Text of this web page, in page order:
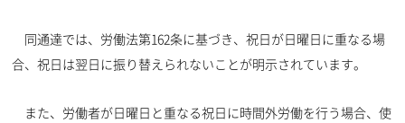
同通達では、労働法第162条に基づき、祝日が日曜日に重なる場
合、祝日は翌日に振り替えられないことが明示されています。
また、労働者が日曜日と重なる祝日に時間外労働を行う場合、使